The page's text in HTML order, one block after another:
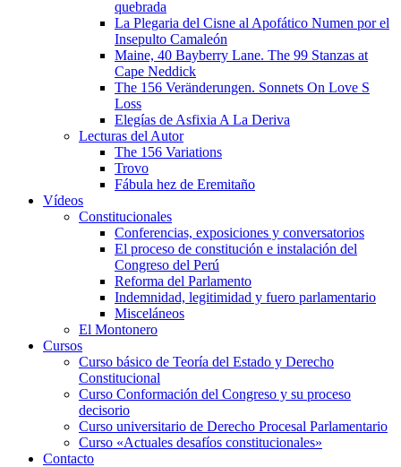
quebrada
La Plegaria del Cisne al Apofático Numen por el
Insepulto Camaleón
Maine, 40 Bayberry Lane. The 99 Stanzas at
Cape Neddick
The 156 Veränderungen. Sonnets On Love S
Loss
Elegías de Asfixia A La Deriva
Lecturas del Autor
The 156 Variations
Trovo
Fábula hez de Eremitaño
Vídeos
Constitucionales
Conferencias, exposiciones y conversatorios
El proceso de constitución e instalación del
Congreso del Perú
Reforma del Parlamento
Indemnidad, legitimidad y fuero parlamentario
Misceláneos
El Montonero
Cursos
Curso básico de Teoría del Estado y Derecho
Constitucional
Curso Conformación del Congreso y su proceso
decisorio
Curso universitario de Derecho Procesal Parlamentario
Curso «Actuales desafíos constitucionales»
Contacto